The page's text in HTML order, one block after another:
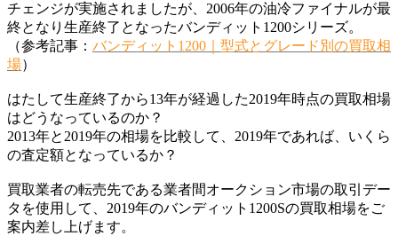
チェンジが実施されましたが、2006年の油冷ファイナルが最
終となり生産終了となったバンディット1200シリーズ。
（参考記事： バンディット1200｜型式とグレード別の買取相
場）
はたして生産終了から13年が経過した2019年時点の買取相場
はどうなっているのか？
2013年と2019年の相場を比較して、2019年であれば、いくら
の査定額となっているか？
買取業者の転売先である業者間オークション市場の取引デー
タを使用して、2019年のバンディット1200Sの買取相場をご
案内差し上げます。